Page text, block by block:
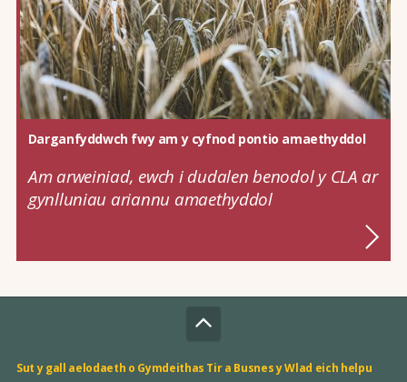
Darganfyddwch fwy am y cyfnod pontio amaethyddol
Am arweiniad, ewch i dudalen benodol y CLA ar
gynlluniau ariannu amaethyddol
Sut y gall aelodaeth o Gymdeithas Tir a Busnes y Wlad eich helpu